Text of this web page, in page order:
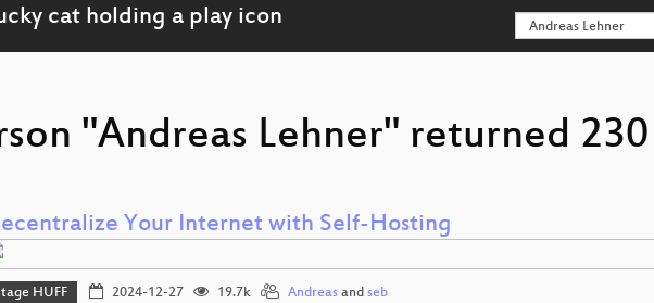
"Andreas Lehner" returned
Your Internet with Self-Hosting
HUFF 2024-12-27 19.7k Andreasand seb